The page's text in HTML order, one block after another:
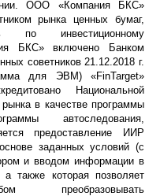
ООО «Компания БКС»
рынка ценных бумаг,
по инвестиционному
БКС» включено Банком
советников 21.12.2018 г.
для ЭВМ) «FinTarget»
Национальной
в качестве программы
автоследования
предоставление ИИР
заданных условий (с
и вводом информации в
также которая позволяет
преобразовывать